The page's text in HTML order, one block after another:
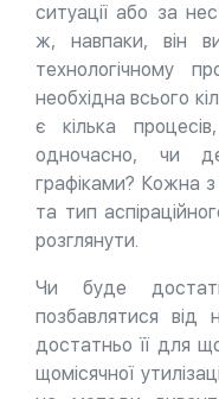
ситуації або за
ж, навпаки, він
технологічному
необхідна всього
є кілька
одночасно, чи
графіками? Кожна з
та тип
розглянути.
Чи буде
позбавлятися від
достатньо її для
щомісячної